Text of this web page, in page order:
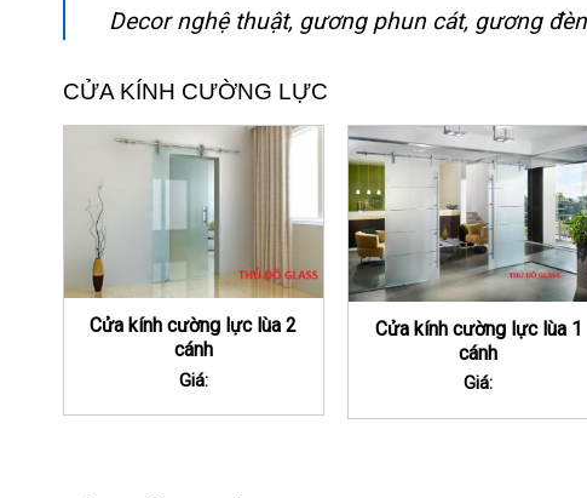
Decor nghệ thuật, gương phun cát, gương
CỬA KÍNH CƯỜNG LỰC
Cửa kính cường lực lùa 2
cánh
Giá:
Cửa kính cường lực lùa 1
cánh
Giá: